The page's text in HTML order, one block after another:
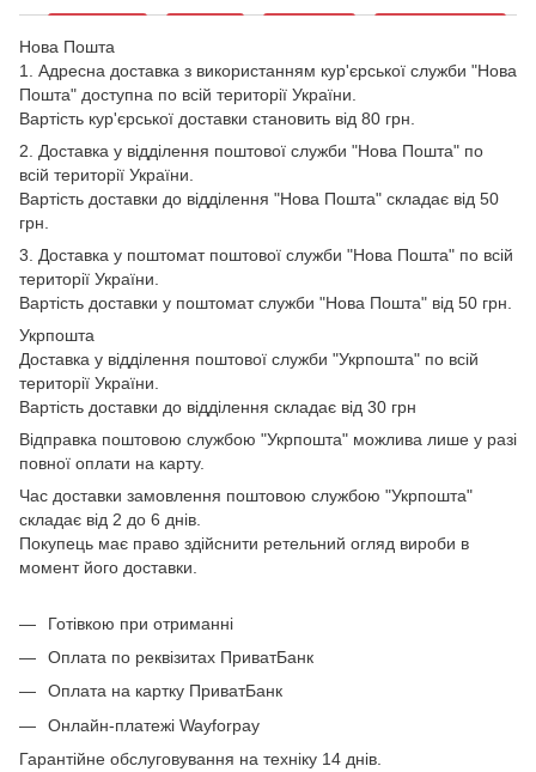
Нова Пошта
1. Адресна доставка з використанням кур'єрської служби "Нова
Пошта" доступна по всій території України.
Вартість кур'єрської доставки становить від 80 грн.
2. Доставка у відділення поштової служби "Нова Пошта" по
всій території України.
Вартість доставки до відділення "Нова Пошта" складає від 50
грн.
3. Доставка у поштомат поштової служби "Нова Пошта" по всій
території України.
Вартість доставки у поштомат служби "Нова Пошта" від 50 грн.
Укрпошта
Доставка у відділення поштової служби "Укрпошта" по всій
території України.
Вартість доставки до відділення складає від 30 грн
Відправка поштовою службою "Укрпошта" можлива лише у разі
повної оплати на карту.
Час доставки замовлення поштовою службою "Укрпошта"
складає від 2 до 6 днів.
Покупець має право здійснити ретельний огляд вироби в
момент його доставки.
Готівкою при отриманні
Оплата по реквізитах ПриватБанк
Оплата на картку ПриватБанк
Онлайн-платежі Wayforpay
Гарантійне обслуговування на техніку 14 днів.